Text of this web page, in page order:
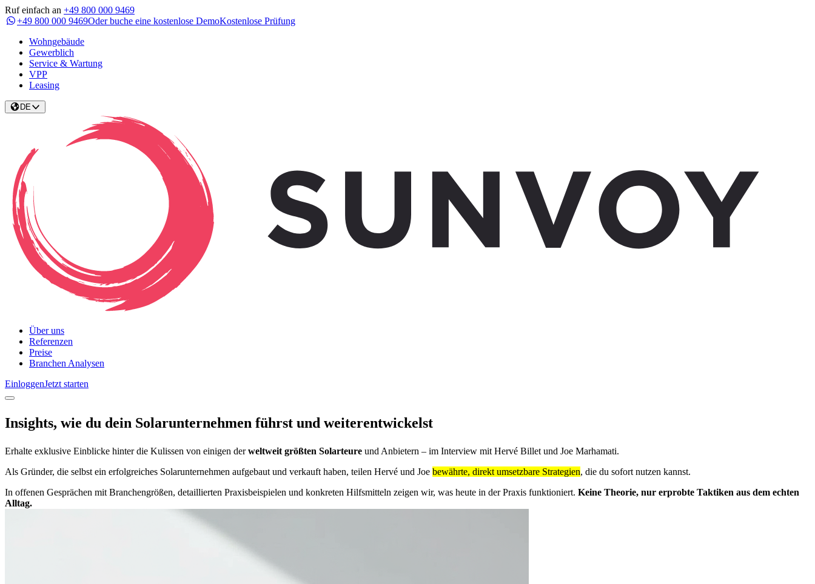
Ruf einfach an +49 800 000 9469
+49 800 000 9469Oder buche eine kostenlose DemoKostenlose Prüfung
Wohngebäude
Gewerblich
Service & Wartung
VPP
Leasing
DE
Über uns
Referenzen
Preise
Branchen Analysen
EinloggenJetzt starten
Insights, wie du dein Solarunternehmen führst und weiterentwickelst
Erhalte exklusive Einblicke hinter die Kulissen von einigen derweltweit größten Solarteure und Anbietern – im Interview mit Hervé Billet und Joe Marhamati.
Als Gründer, die selbst ein erfolgreiches Solarunternehmen aufgebaut und verkauft haben, teilen Hervé und Joe bewährte, direkt umsetzbare Strategien, die du sofort nutzen kannst.
In offenen Gesprächen mit Branchengrößen, detaillierten Praxisbeispielen und konkreten Hilfsmitteln zeigen wir, was heute in der Praxis funktioniert. Keine Theorie, nur erprobte Taktiken aus dem echten
Alltag.